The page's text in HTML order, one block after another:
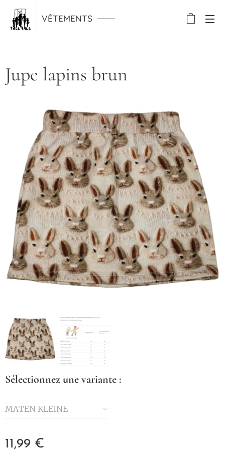
VÊTEMENTS
Jupe lapins brun
Sélectionnez une variante :
MATEN KLEINE
11,99 €